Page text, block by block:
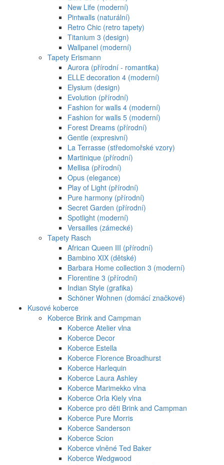
New Life (moderní)
Pintwalls (naturální)
Retro Chic (retro tapety)
Titanium 3 (design)
Wallpanel (moderní)
Tapety Erismann
Aurora (přírodní - romantika)
ELLE decoration 4 (moderní)
Elysium (design)
Evolution (přírodní)
Fashion for walls 4 (moderní)
Fashion for walls 5 (moderní)
Forest Dreams (přírodní)
Gentle (expresivní)
La Terrasse (středomořské vzory)
Martinique (přírodní)
Mellisa (přírodní)
Opus (elegance)
Play of Light (přírodní)
Pure harmony (přírodní)
Secret Garden (přírodní)
Spotlight (moderní)
Versailles (zámecké)
Tapety Rasch
African Queen III (přírodní)
Bambino XIX (dětské)
Barbara Home collection 3 (moderní)
Florentine 3 (přírodní)
Indian Style (grafika)
Schöner Wohnen (domácí značkové)
Kusové koberce
Koberce Brink and Campman
Koberce Atelier vlna
Koberce Decor
Koberce Estella
Koberce Florence Broadhurst
Koberce Harlequin
Koberce Laura Ashley
Koberce Marimekko vlna
Koberce Orla Kiely vlna
Koberce pro děti Brink and Campman
Koberce Pure Morris
Koberce Sanderson
Koberce Scion
Koberce vlněné Ted Baker
Koberce Wedgwood